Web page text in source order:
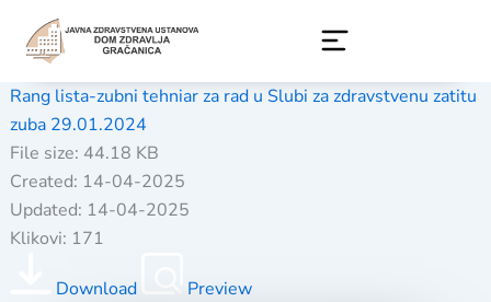
content
Rang lista-zubni tehniar za rad u Slubi za zdravstvenu zatitu
zuba 29.01.2024
File size: 44.18 KB
Created: 14-04-2025
Updated: 14-04-2025
Klikovi: 171
Download Preview